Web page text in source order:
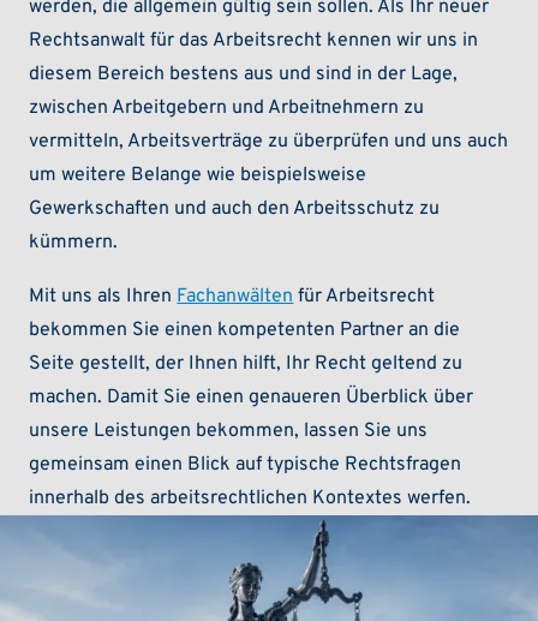
werden, die allgemein gültig sein sollen. Als Ihr neuer
Rechtsanwalt für das Arbeitsrecht kennen wir uns in
diesem Bereich bestens aus und sind in der Lage,
zwischen Arbeitgebern und Arbeitnehmern zu
vermitteln, Arbeitsverträge zu überprüfen und uns auch
um weitere Belange wie beispielsweise
Gewerkschaften und auch den Arbeitsschutz zu
kümmern.
Mit uns als Ihren Fachanwälten für Arbeitsrecht
bekommen Sie einen kompetenten Partner an die
Seite gestellt, der Ihnen hilft, Ihr Recht geltend zu
machen. Damit Sie einen genaueren Überblick über
unsere Leistungen bekommen, lassen Sie uns
gemeinsam einen Blick auf typische Rechtsfragen
innerhalb des arbeitsrechtlichen Kontextes werfen.